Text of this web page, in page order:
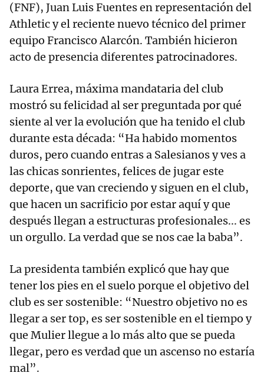
(FNF), Juan Luis Fuentes en representación del
Athletic y el reciente nuevo técnico del primer
equipo Francisco Alarcón. También hicieron
acto de presencia diferentes patrocinadores.
Laura Errea, máxima mandataria del club
mostró su felicidad al ser preguntada por qué
siente al ver la evolución que ha tenido el club
durante esta década: “Ha habido momentos
duros, pero cuando entras a Salesianos y ves a
las chicas sonrientes, felices de jugar este
deporte, que van creciendo y siguen en el club,
que hacen un sacrificio por estar aquí y que
después llegan a estructuras profesionales... es
un orgullo. La verdad que se nos cae la baba”.
La presidenta también explicó que hay que
tener los pies en el suelo porque el objetivo del
club es ser sostenible: “Nuestro objetivo no es
llegar a ser top, es ser sostenible en el tiempo y
que Mulier llegue a lo más alto que se pueda
llegar, pero es verdad que un ascenso no estaría
mal”.